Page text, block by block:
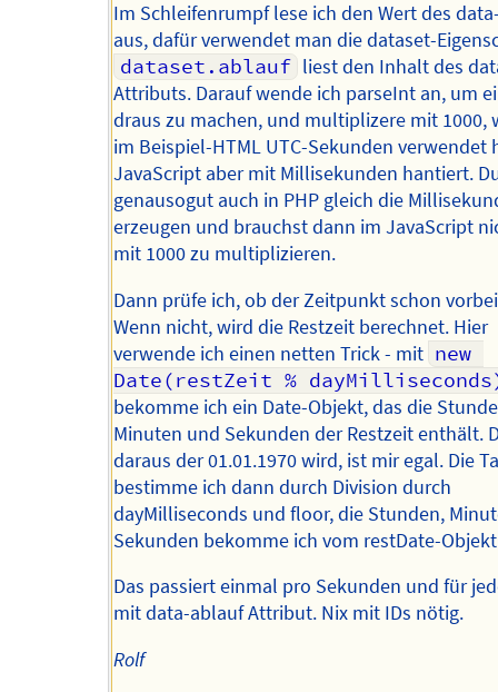
Im Schleifenrumpf lese ich den Wert des
aus, dafür verwendet man die dataset-
dataset.ablauf liest den Inhalt des
Attributs. Darauf wende ich parseInt an, um
draus zu machen, und multiplizere mit 1000,
im Beispiel-HTML UTC-Sekunden verwendet
JavaScript aber mit Millisekunden hantiert.
genausogut auch in PHP gleich die
erzeugen und brauchst dann im JavaScript
mit 1000 zu multiplizieren.
Dann prüfe ich, ob der Zeitpunkt schon
Wenn nicht, wird die Restzeit berechnet. Hier
verwende ich einen netten Trick - mit new
Date(restZeit %
bekomme ich ein Date-Objekt, das die
Minuten und Sekunden der Restzeit enthält.
daraus der 01.01.1970 wird, ist mir egal. Die
bestimme ich dann durch Division durch
dayMilliseconds und floor, die Stunden,
Sekunden bekomme ich vom restDate-
Das passiert einmal pro Sekunden und für
mit data-ablauf Attribut. Nix mit IDs nötig.
Rolf